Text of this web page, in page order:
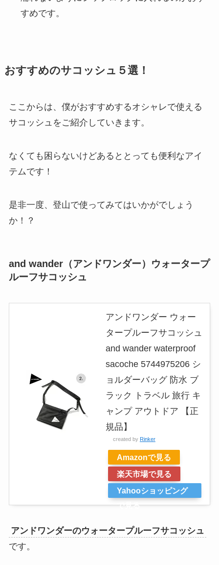
すめです。
おすすめのサコッシュ５選！
ここからは、僕がおすすめするオシャレで使える
サコッシュをご紹介していきます。
なくても困らないけどあるととっても便利なアイ
テムです！
是非一度、登山で使ってみてはいかがでしょう
か！？
and wander（アンドワンダー）ウォータープ
ルーフサコッシュ
アンドワンダー ウォー
タープルーフサコッシュ
and wander waterproof
sacoche 5744975206 シ
ョルダーバッグ 防水 ブ
ラック トラベル 旅行 キ
ャンプ アウトドア 【正
規品】
created by Rinker
Amazonで見る
楽天市場で見る
Yahooショッピング
で見る
アンドワンダーのウォータープルーフサコッシュ
です。